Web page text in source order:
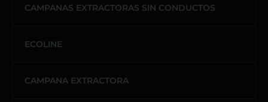
CAMPANAS EXTRACTORAS SIN CONDUCTOS
ECOLINE
CAMPANA EXTRACTORA